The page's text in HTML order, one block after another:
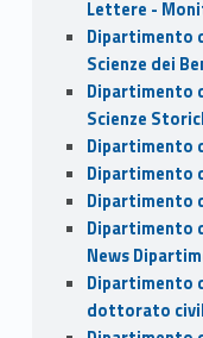
Lettere -
Dipartimento
Scienze dei
Dipartimento
Scienze
Dipartimento
Dipartimento
Dipartimento
Dipartimento
News
Dipartimento
dottorato